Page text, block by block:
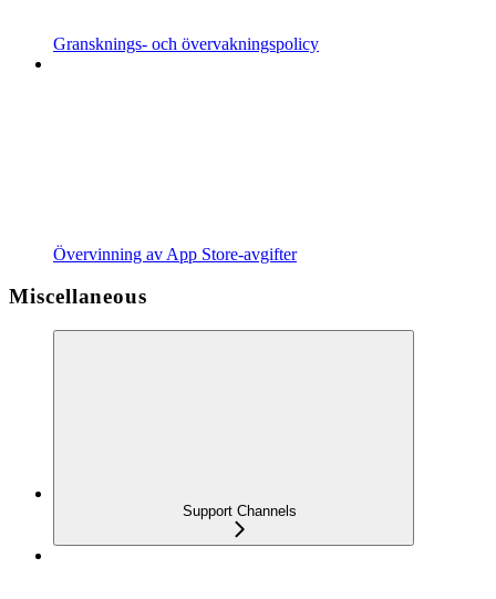
Gransknings- och övervakningspolicy
Övervinning av App Store-avgifter
Miscellaneous
Support Channels